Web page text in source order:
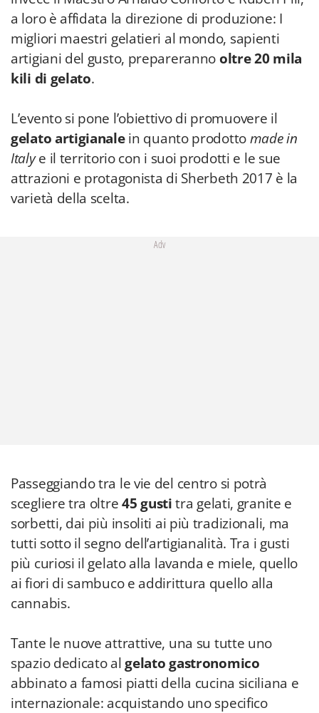
a loro è affidata la direzione di produzione: I
migliori maestri gelatieri al mondo, sapienti
artigiani del gusto, prepareranno oltre 20 mila
kili di gelato.
L’evento si pone l’obiettivo di promuovere il
gelato artigianalein quanto prodottomade in
Italye il territorio con i suoi prodotti e le sue
attrazioni e protagonista di Sherbeth 2017 è la
varietà della scelta.
Adv
Passeggiando tra le vie del centro si potrà
scegliere tra oltre45 gustitra gelati, granite e
sorbetti, dai più insoliti ai più tradizionali, ma
tutti sotto il segno dell’artigianalità. Tra i gusti
più curiosi il gelato alla lavanda e miele, quello
ai fiori di sambuco e addirittura quello alla
cannabis.
Tante le nuove attrattive, una su tutte uno
spazio dedicato algelato gastronomico
abbinato a famosi piatti della cucina siciliana e
internazionale: acquistando uno specifico